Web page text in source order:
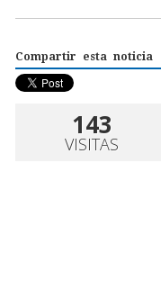
Compartir esta noticia
143
VISITAS